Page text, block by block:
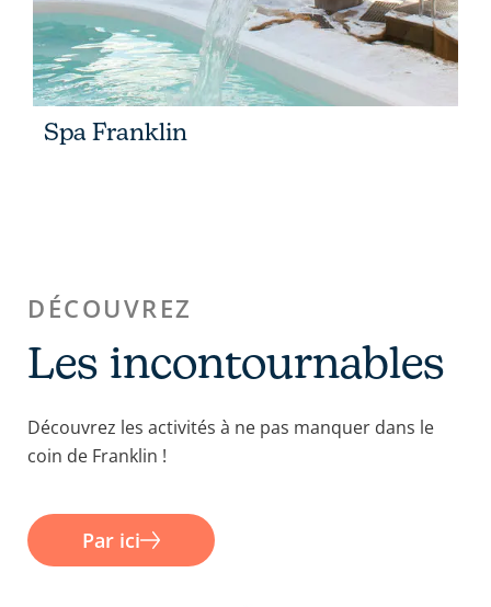
Spa Franklin
DÉCOUVREZ
Les incontournables
Découvrez les activités à ne pas manquer dans le
coin de Franklin !
Par ici